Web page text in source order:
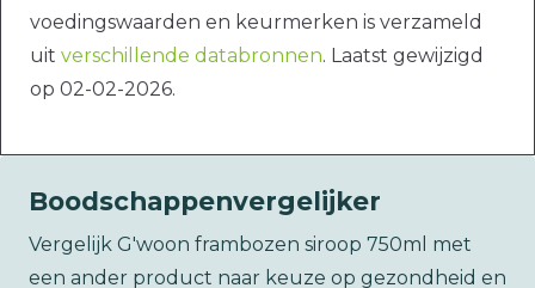
voedingswaarden en keurmerken is verzameld
uit verschillende databronnen. Laatst gewijzigd
op 02-02-2026.
Boodschappenvergelijker
Vergelijk G'woon frambozen siroop 750ml met
een ander product naar keuze op gezondheid en